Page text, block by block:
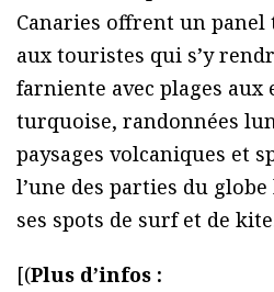
Canaries offrent un panel
aux touristes qui s’y
farniente avec plages aux
turquoise, randonnées
paysages volcaniques et
l’une des parties du
ses spots de surf et de
[(Plus d’infos :